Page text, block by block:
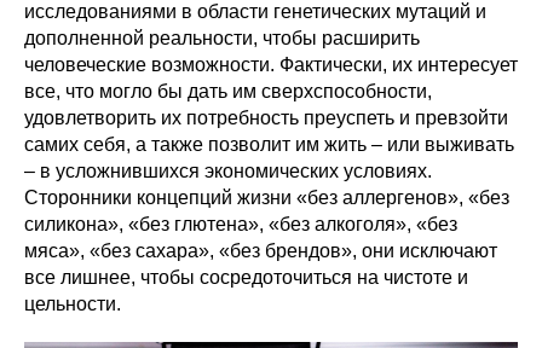
исследованиями в области генетических мутаций и
дополненной реальности, чтобы расширить
человеческие возможности. Фактически, их интересует
все, что могло бы дать им сверхспособности,
удовлетворить их потребность преуспеть и превзойти
самих себя, а также позволит им жить – или выживать
– в усложнившихся экономических условиях.
Сторонники концепций жизни «без аллергенов», «без
силикона», «без глютена», «без алкоголя», «без
мяса», «без сахара», «без брендов», они исключают
все лишнее, чтобы сосредоточиться на чистоте и
цельности.